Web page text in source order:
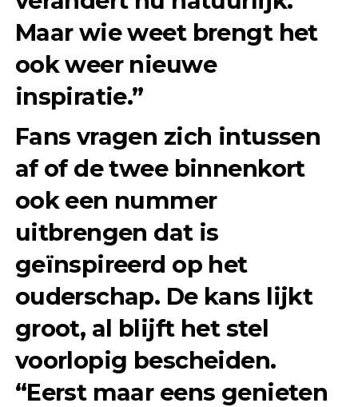
Maar wie weet brengt het
ook weer nieuwe
inspiratie.”
Fans vragen zich intussen
af of de twee binnenkort
ook een nummer
uitbrengen dat is
geïnspireerd op het
ouderschap. De kans lijkt
groot, al blijft het stel
voorlopig bescheiden.
“Eerst maar eens genieten